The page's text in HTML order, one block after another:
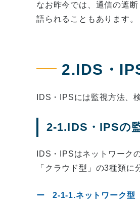
なお昨今では、通信の遮
語られることもあります。
2.IDS・
IDS・IPSには監視方法、
2-1.IDS・IPSの
IDS・IPSはネットワーク
「クラウド型」の3種類
2-1-1.ネットワーク型